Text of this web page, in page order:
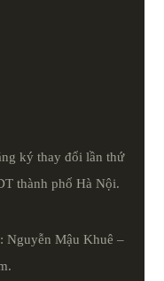
ký thay đổi lần thứ
thành phố Hà Nội.
Nguyễn Mậu Khuê –